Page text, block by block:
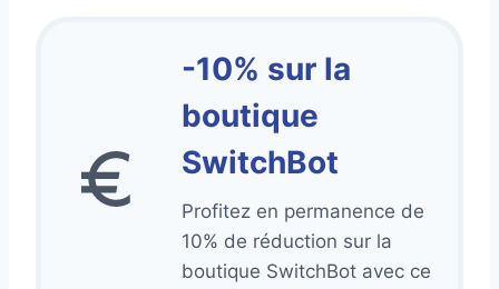
-10% sur la
boutique
SwitchBot
Profitez en permanence de
10% de réduction sur la
boutique SwitchBot avec ce